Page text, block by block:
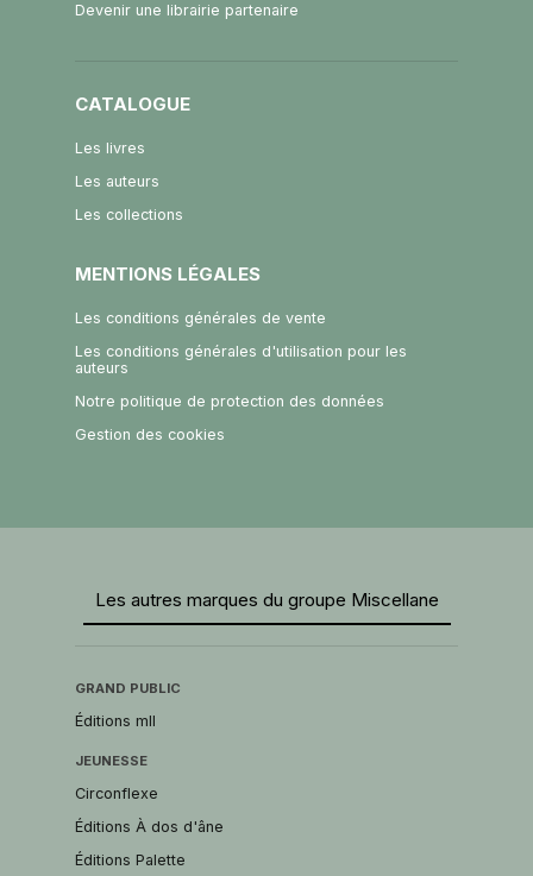
Devenir une librairie partenaire
CATALOGUE
Les livres
Les auteurs
Les collections
MENTIONS LÉGALES
Les conditions générales de vente
Les conditions générales d'utilisation pour les
auteurs
Notre politique de protection des données
Gestion des cookies
Les autres marques du groupe Miscellane
GRAND PUBLIC
Éditions mll
JEUNESSE
Circonflexe
Éditions À dos d'âne
Éditions Palette